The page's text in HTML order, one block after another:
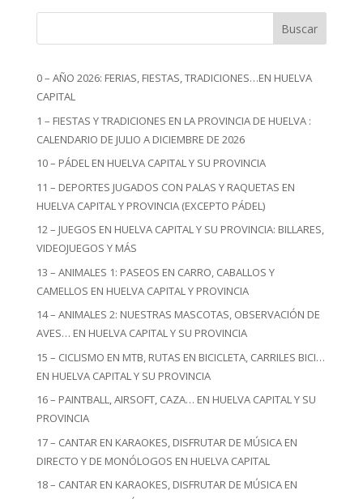
Buscar
0 – AÑO 2026: FERIAS, FIESTAS, TRADICIONES…EN HUELVA
CAPITAL
1 – FIESTAS Y TRADICIONES EN LA PROVINCIA DE HUELVA :
CALENDARIO DE JULIO A DICIEMBRE DE 2026
10 – PÁDEL EN HUELVA CAPITAL Y SU PROVINCIA
11 – DEPORTES JUGADOS CON PALAS Y RAQUETAS EN
HUELVA CAPITAL Y PROVINCIA (EXCEPTO PÁDEL)
12 – JUEGOS EN HUELVA CAPITAL Y SU PROVINCIA: BILLARES,
VIDEOJUEGOS Y MÁS
13 – ANIMALES 1: PASEOS EN CARRO, CABALLOS Y
CAMELLOS EN HUELVA CAPITAL Y PROVINCIA
14 – ANIMALES 2: NUESTRAS MASCOTAS, OBSERVACIÓN DE
AVES… EN HUELVA CAPITAL Y SU PROVINCIA
15 – CICLISMO EN MTB, RUTAS EN BICICLETA, CARRILES BICI…
EN HUELVA CAPITAL Y SU PROVINCIA
16 – PAINTBALL, AIRSOFT, CAZA… EN HUELVA CAPITAL Y SU
PROVINCIA
17 – CANTAR EN KARAOKES, DISFRUTAR DE MÚSICA EN
DIRECTO Y DE MONÓLOGOS EN HUELVA CAPITAL
18 – CANTAR EN KARAOKES, DISFRUTAR DE MÚSICA EN